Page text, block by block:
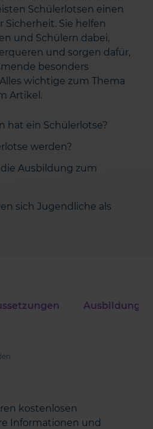
Schülerlotsen einen
Sie helfen
und Schülern dabei,
und sorgen dafür,
besonders
wichtige zum Thema
Artikel.
hat ein Schülerlotse?
werden?
Ausbildung zum
sich Jugendliche als
Ausbildung
kostenlosen
Informationen und